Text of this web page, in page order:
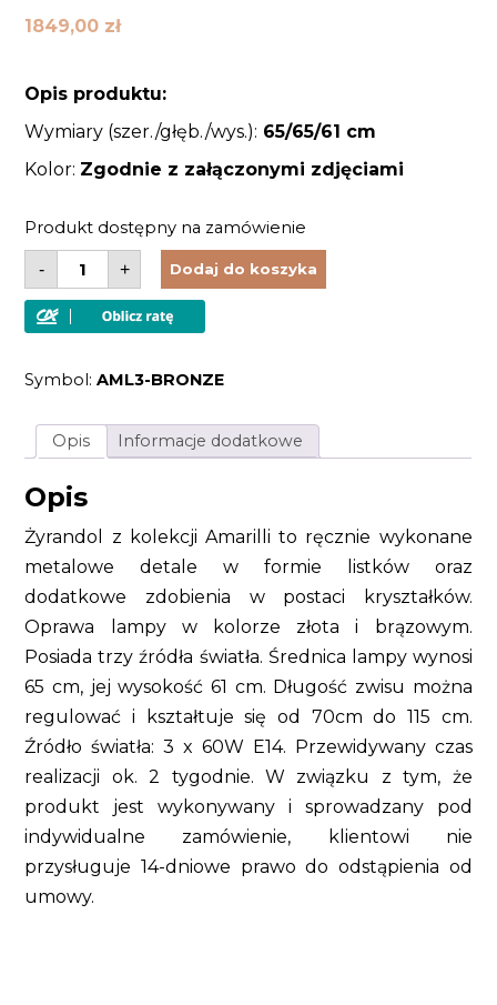
1849,00 zł
Opis produktu:
Wymiary (szer./głęb./wys.): 65/65/61 cm
Kolor: Zgodnie z załączonymi zdjęciami
Produkt dostępny na zamówienie
-
ilość
Żyrandol
lampa
wisząca
z
złota
3
źródła
+ Dodaj do koszyka
Symbol:AML3-BRONZE
Opis Informacje dodatkowe
Opis
Żyrandol z kolekcji Amarilli to ręcznie wykonane
metalowe detale w formie listków oraz
dodatkowe zdobienia w postaci kryształków.
Oprawa lampy w kolorze złota i brązowym.
Posiada trzy źródła światła. Średnica lampy wynosi
65 cm, jej wysokość 61 cm. Długość zwisu można
regulować i kształtuje się od 70cm do 115 cm.
Źródło światła: 3 x 60W E14. Przewidywany czas
realizacji ok. 2 tygodnie. W związku z tym, że
produkt jest wykonywany i sprowadzany pod
indywidualne zamówienie, klientowi nie
przysługuje 14-dniowe prawo do odstąpienia od
umowy.